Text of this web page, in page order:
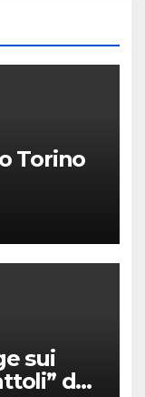
Torino
sui
da